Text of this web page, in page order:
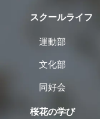
スクールライフ
運動部
文化部
同好会
桜花の学び